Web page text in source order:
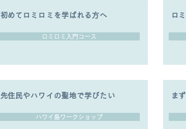
​初めてロミロミを学ばれる方へ
ロミロミ入門コース
​先住民やハワイの聖地で学びたい
ハワイ島ワークショップ
ロ
ま